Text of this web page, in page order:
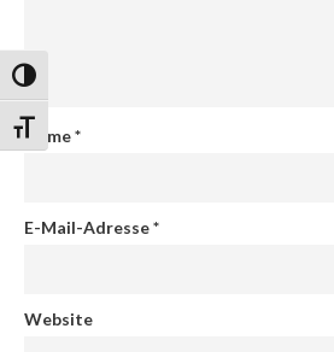
Umschalten auf hohe Kontraste
Schrift vergrößern
Name*
E-Mail-Adresse*
Website